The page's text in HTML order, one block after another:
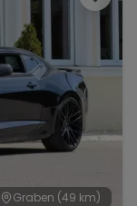
Graben (49 km)